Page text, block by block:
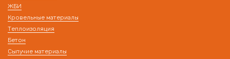
ЖБИ
Кровельные материалы
Теплоизоляция
Бетон
Сыпучие материалы